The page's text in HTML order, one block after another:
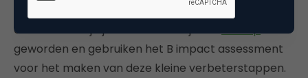
ernaar toe. Wij zijn met het bedrijf eenB-corp
geworden en gebruiken het B impact assessment
voor het maken van deze kleine verbeterstappen.